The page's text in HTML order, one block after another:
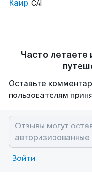
Каир CAI
Часто летаете
Оставьте
пользователям
Войти